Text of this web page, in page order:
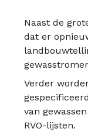
Naast de
dat er
Verder
van
RVO-lijsten.